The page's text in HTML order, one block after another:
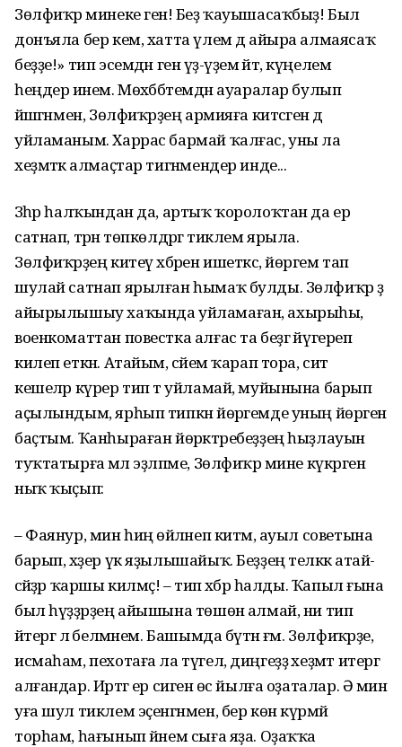
Зөлфиҡәр минеке генә! Беҙ ҡауышасаҡбыҙ! Был
донъяла бер кем, хатта үлем дә айыра алмаясаҡ
беҙҙе!» тип эсемдән генә үҙ-үҙемә әйтә, күңелемә
һеңдерә инем. Мөхәббәтемдән ауаралар булып
йәшәгәнмен, Зөлфиҡәрҙең армияға китәсәген дә
уйламаным. Харрас бармай ҡалғас, уны ла
хеҙмәткә алмаҫтар тигәнмендер инде...
Зәһәр һалҡындан да, артыҡ ҡоролоҡтан да ер
сатнап, тәрән төпкөлдәргә тиклем ярыла.
Зөлфиҡәрҙең китеү хәбәрен ишеткәс, йөрәгем тап
шулай сатнап ярылған һымаҡ булды. Зөлфиҡәр ҙә
айырылышыу хаҡында уйламаған, ахырыһы,
военкоматтан повестка алғас та беҙгә йүгереп
килеп еткән. Атайым, әсәйем ҡарап тора, сит
кешеләр күрер тип тә уйламай, муйынына барып
аҫылындым, ярһып типкән йөрәгемде уның йөрәгенә
баҫтым. Ҡанһыраған йөрәктәребеҙҙең һыҙлауын
туҡтатырға әмәл эҙләпме, Зөлфиҡәр мине күкрәгенә
ныҡ ҡыҫып:
– Фаянур, мин һиңә өйләнеп китәм, ауыл советына
барып, хәҙер үк яҙылышайыҡ. Беҙҙең теләккә атай-
әсәйҙәр ҡаршы килмәҫ! – тип хәбәр һалды. Ҡапыл ғына
был һүҙҙәрҙең айышына төшөнә алмай, ни тип
әйтергә лә белмәнем. Башымда бүтән ғәм. Зөлфиҡәрҙе,
исмаһам, пехотаға ла түгел, диңгеҙҙә хеҙмәт итергә
алғандар. Иртәгә ер сигенә өс йылға оҙаталар. Ә мин
уға шул тиклем эҫенгәнмен, бер көн күрмәй
торһам, һағынып йәнем сыға яҙа. Оҙаҡҡа